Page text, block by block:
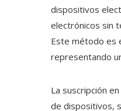
dispositivos
electrónicos sin
Este método es
representando
La suscripción
de dispositivos,